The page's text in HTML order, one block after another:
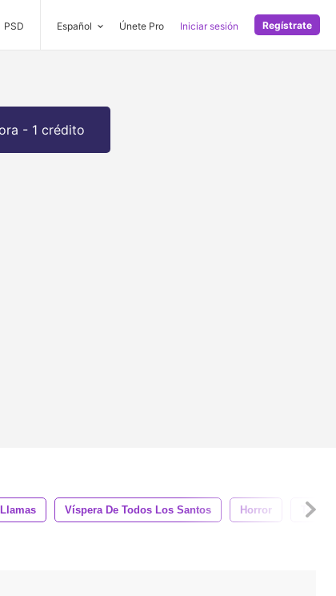
PSD Español Únete Pro Iniciar sesión Regístrate
- 1 crédito
Llamas Víspera De Todos Los Santos Horror Terror